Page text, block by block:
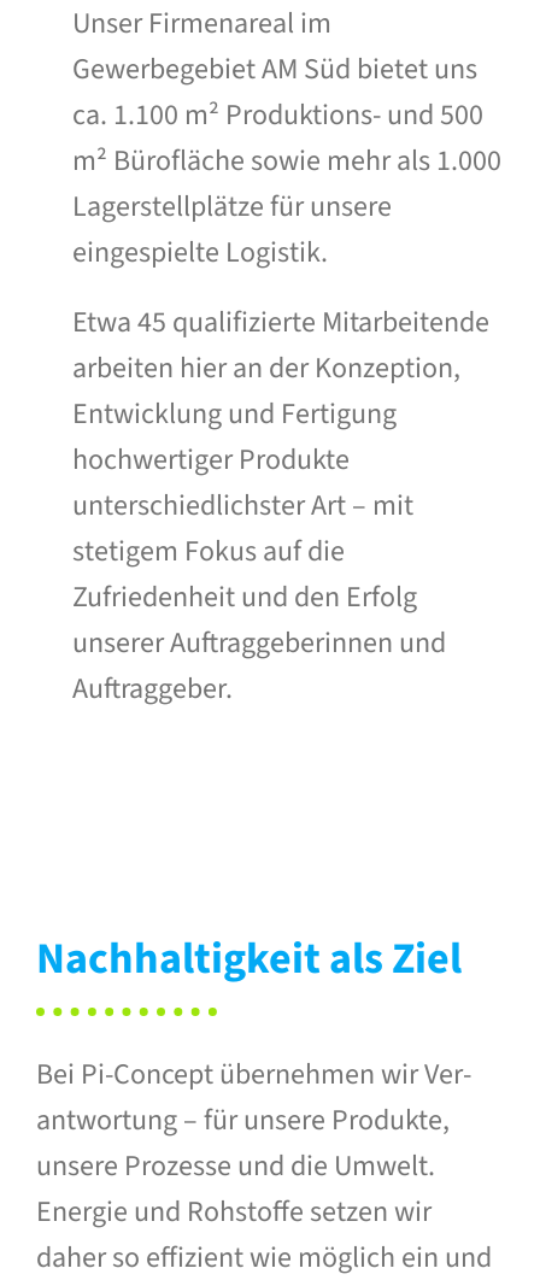
Unser Firmenareal im
Gewerbegebiet AM Süd bietet uns
ca. 1.100 m² Produktions- und 500
m² Bürofläche sowie mehr als 1.000
Lagerstellplätze für unsere
eingespielte Logistik.
Etwa 45 qualifizierte Mitarbeitende
arbeiten hier an der Konzeption,
Ent­wicklung und Fertigung
hochwertiger Produkte
unterschiedlichster Art – mit
stetigem Fokus auf die
Zufriedenheit und den Erfolg
unserer Auftrag­geberinnen und
Auftraggeber.
Nachhaltigkeit als Ziel
Bei Pi-Concept übernehmen wir Ver­
antwortung – für unsere Produkte,
unsere Prozesse und die Umwelt.
Energie und Rohstoffe setzen wir
daher so effizient wie mög­lich ein und